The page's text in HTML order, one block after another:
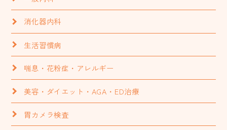
消化器内科
生活習慣病
喘息・花粉症・アレルギー
美容・ダイエット・AGA・ED治療
胃カメラ検査